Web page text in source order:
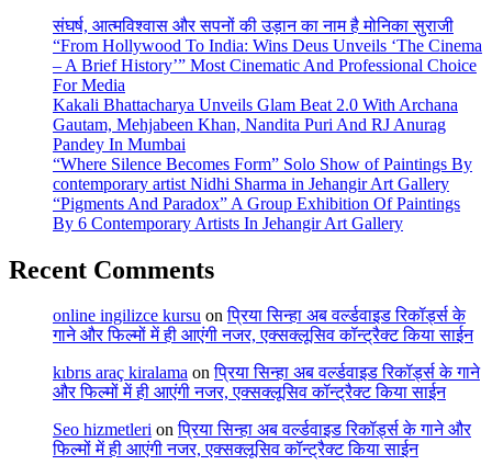
संघर्ष, आत्मविश्वास और सपनों की उड़ान का नाम है मोनिका सुराजी
“From Hollywood To India: Wins Deus Unveils ‘The Cinema
– A Brief History’” Most Cinematic And Professional Choice
For Media
Kakali Bhattacharya Unveils Glam Beat 2.0 With Archana
Gautam, Mehjabeen Khan, Nandita Puri And RJ Anurag
Pandey In Mumbai
“Where Silence Becomes Form” Solo Show of Paintings By
contemporary artist Nidhi Sharma in Jehangir Art Gallery
“Pigments And Paradox” A Group Exhibition Of Paintings
By 6 Contemporary Artists In Jehangir Art Gallery
Recent Comments
online ingilizce kursu onप्रिया सिन्हा अब वर्ल्डवाइड रिकॉर्ड्स के
गाने और फिल्मों में ही आएंगी नजर, एक्सक्लूसिव कॉन्ट्रैक्ट किया साईन
kıbrıs araç kiralama onप्रिया सिन्हा अब वर्ल्डवाइड रिकॉर्ड्स के गाने
और फिल्मों में ही आएंगी नजर, एक्सक्लूसिव कॉन्ट्रैक्ट किया साईन
Seo hizmetleri onप्रिया सिन्हा अब वर्ल्डवाइड रिकॉर्ड्स के गाने और
फिल्मों में ही आएंगी नजर, एक्सक्लूसिव कॉन्ट्रैक्ट किया साईन